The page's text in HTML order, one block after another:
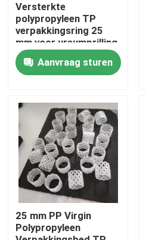
Thuis
Producten
Video's
Over ons
Fabriekstocht
Versterkte
polypropyleen TP
verpakkingsring 25
mm voor ureumprilling
toren
Aanvraag sturen
25 mm PP Virgin
Polypropyleen